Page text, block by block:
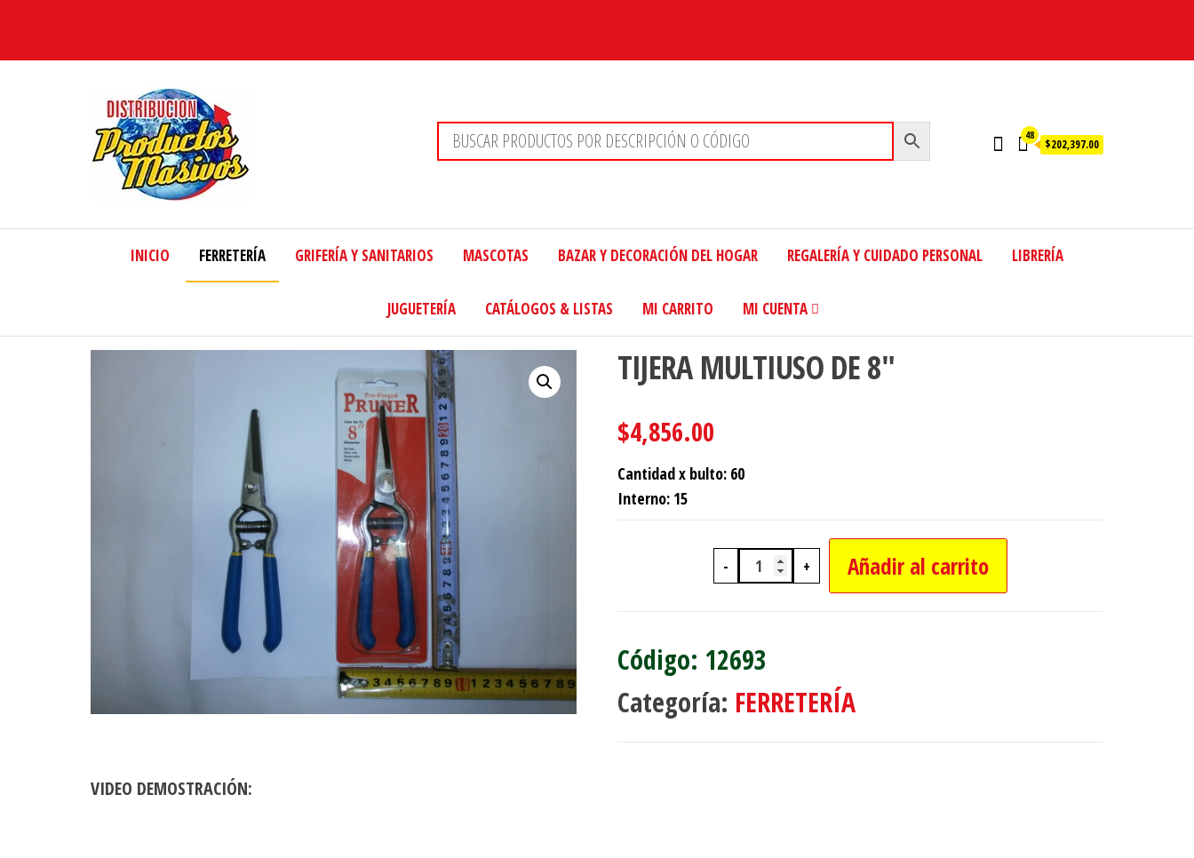
48
$202,397.00
INICIO FERRETERÍA GRIFERÍA Y SANITARIOS MASCOTAS BAZAR Y DECORACIÓN DEL HOGAR REGALERÍA Y CUIDADO PERSONAL LIBRERÍA
JUGUETERÍA CATÁLOGOS & LISTAS MI CARRITO MI CUENTA
TIJERA MULTIUSO DE 8″
$4,856.00
Cantidad x bulto: 60
Interno: 15
-
TIJERA MULTIUSO DE 8" cantidad
+ Añadir al carrito
12693
Categoría: FERRETERÍA
VIDEO DEMOSTRACIÓN: